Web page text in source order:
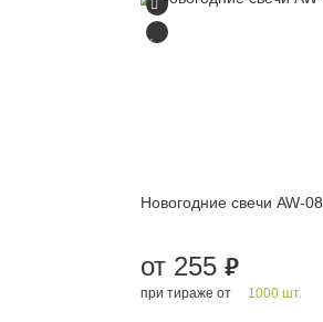
Новогодние свечи AW-08
от 255 руб.
при тираже от 1000 шт.